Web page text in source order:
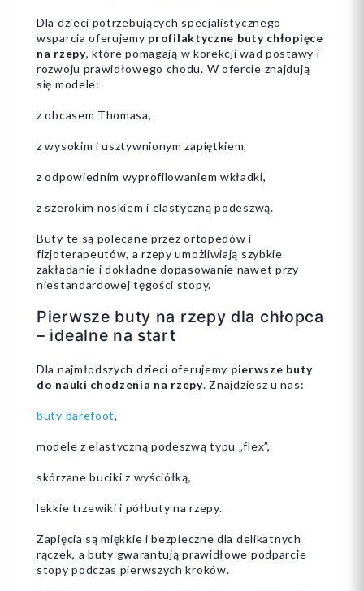
Dla dzieci potrzebujących specjalistycznego
wsparcia oferujemy profilaktyczne buty chłopięce
na rzepy, które pomagają w korekcji wad postawy i
rozwoju prawidłowego chodu. W ofercie znajdują
się modele:
z obcasem Thomasa,
z wysokim i usztywnionym zapiętkiem,
z odpowiednim wyprofilowaniem wkładki,
z szerokim noskiem i elastyczną podeszwą.
Buty te są polecane przez ortopedów i
fizjoterapeutów, a rzepy umożliwiają szybkie
zakładanie i dokładne dopasowanie nawet przy
niestandardowej tęgości stopy.
Pierwsze buty na rzepy dla chłopca
– idealne na start
Dla najmłodszych dzieci oferujemy pierwsze buty
do nauki chodzenia na rzepy. Znajdziesz u nas:
buty barefoot,
modele z elastyczną podeszwą typu „flex”,
skórzane buciki z wyściółką,
lekkie trzewiki i półbuty na rzepy.
Zapięcia są miękkie i bezpieczne dla delikatnych
rączek, a buty gwarantują prawidłowe podparcie
stopy podczas pierwszych kroków.